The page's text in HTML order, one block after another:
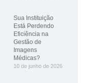
Sua Instituição
Está Perdendo
Eficiência na
Gestão de
Imagens
Médicas?
10 de junho de 2026